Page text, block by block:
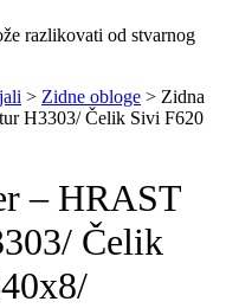
razlikovati od stvarnog
> Zidne obloge > Zidna
H3303/ Čelik Sivi F620
– HRAST
Čelik